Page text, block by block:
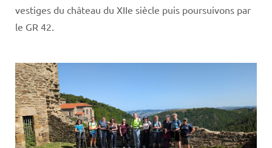
vestiges du château du XIIe siècle puis poursuivons par
le GR 42.